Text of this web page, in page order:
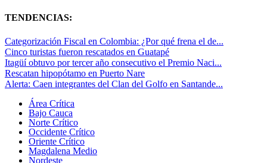
TENDENCIAS:
Categorización Fiscal en Colombia: ¿Por qué frena el de...
Cinco turistas fueron rescatados en Guatapé
Itagüí obtuvo por tercer año consecutivo el Premio Naci...
Rescatan hipopótamo en Puerto Nare
Alerta: Caen integrantes del Clan del Golfo en Santande...
Área Crítica
Bajo Cauca
Norte Crítico
Occidente Crítico
Oriente Crítico
Magdalena Medio
Nordeste